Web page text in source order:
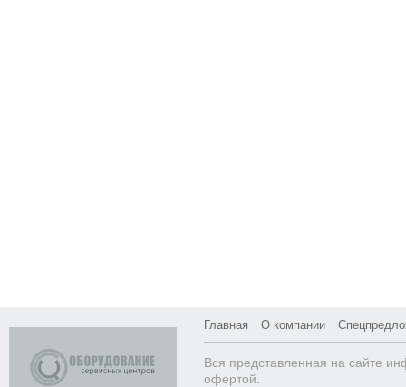
Главная О компании
Вся представленная на сайте
офертой.